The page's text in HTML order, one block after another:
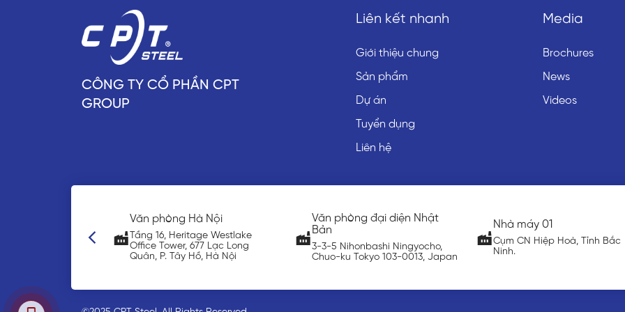
CÔNG TY CỔ PHẦN CPT
GROUP
Liên kết nhanh
Giới thiệu chung
Sản phẩm
Dự án
Tuyển dụng
Liên hệ
Media
Brochures
News
Videos
Văn phòng đại diện Nhật
Bản
3-3-5 Nihonbashi Ningyocho,
Chuo-ku Tokyo 103-0013, Japan
Nhà máy 01
Cụm CN Hiệp Hoà, Tỉnh Bắc
Ninh.
Nhà máy 02
Thôn Đức Thịnh, Hiệp Hoà,
Ninh.